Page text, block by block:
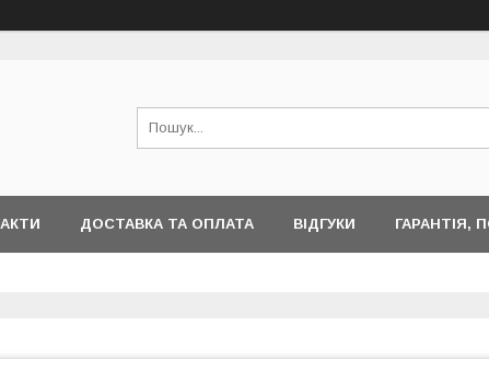
ДОСТАВКА ТА ОПЛАТА ВІДГУКИ ГАРАНТІЯ,